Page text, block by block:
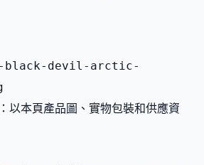
black-devil-arctic-
以本頁產品圖、實物包裝和供應資